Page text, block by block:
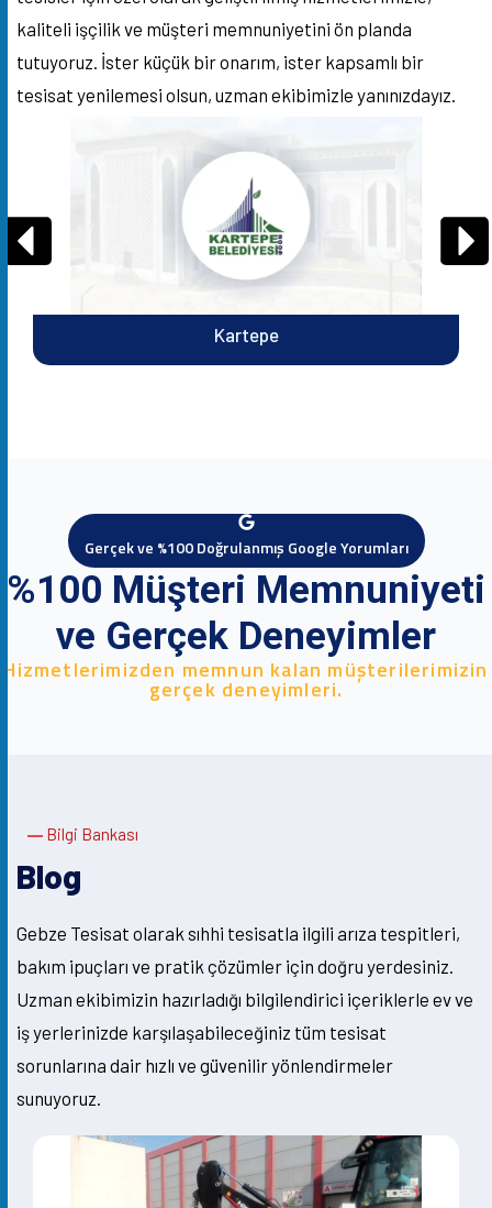
kaliteli işçilik ve müşteri memnuniyetini ön planda
tutuyoruz. İster küçük bir onarım, ister kapsamlı bir
tesisat yenilemesi olsun, uzman ekibimizle yanınızdayız.
Kartepe
Gerçek ve %100 Doğrulanmış Google Yorumları
%100 Müşteri Memnuniyeti
ve Gerçek Deneyimler
Hizmetlerimizden memnun kalan müşterilerimizin
gerçek deneyimleri.
Bilgi Bankası
Blog
Gebze Tesisat olarak sıhhi tesisatla ilgili arıza tespitleri,
bakım ipuçları ve pratik çözümler için doğru yerdesiniz.
Uzman ekibimizin hazırladığı bilgilendirici içeriklerle ev ve
iş yerlerinizde karşılaşabileceğiniz tüm tesisat
sorunlarına dair hızlı ve güvenilir yönlendirmeler
sunuyoruz.